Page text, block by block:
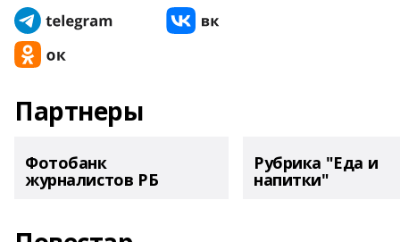
Партнеры
Фотобанк
журналистов РБ
Рубрика "Еда и
напитки"